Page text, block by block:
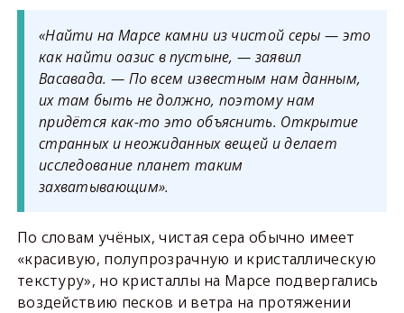
«Найти на Марсе камни из чистой серы — это
как найти оазис в пустыне, — заявил
Васавада. — По всем известным нам данным,
их там быть не должно, поэтому нам
придётся как-то это объяснить. Открытие
странных и неожиданных вещей и делает
исследование планет таким
захватывающим».
По словам учёных, чистая сера обычно имеет
«красивую, полупрозрачную и кристаллическую
текстуру», но кристаллы на Марсе подвергались
воздействию песков и ветра на протяжении